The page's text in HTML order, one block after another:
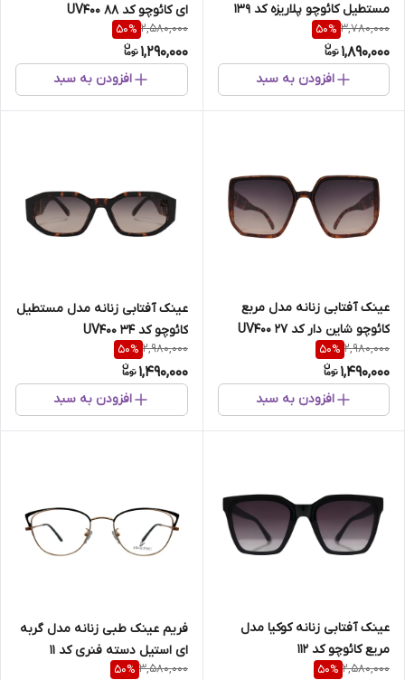
مستطیل کائوچو پلاریزه کد 139
3,780,000
50%
1,890,000
افزودن به سبد
ای کائوچو کد UV400 88
2,580,000
50%
1,290,000
افزودن به سبد
عینک آفتابی زنانه مدل مربع
کائوچو شاین دار کد 27 UV400
2,980,000
50%
1,490,000
افزودن به سبد
عینک آفتابی زنانه مدل مستطیل
کائوچو کد 34 UV400
2,980,000
50%
1,490,000
افزودن به سبد
عینک آفتابی زنانه کوکیا مدل
مریع کائوچو کد 112
2,580,000
50%
فریم عینک طبی زنانه مدل گربه
ای استیل دسته فنری کد 11
3,580,000
50%